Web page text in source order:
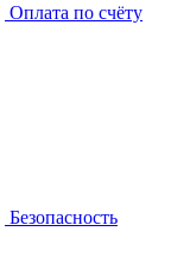
Оплата по счёту
Безопасность